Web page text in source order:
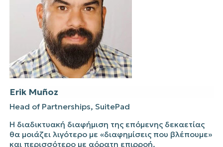
ErikMuñoz
Head of Partnerships, SuitePad
Η διαδικτυακή διαφήμιση της επόμενης δεκαετίας
θα μοιάζει λιγότερο με «διαφημίσεις που βλέπουμε»
και περισσότερο με αόρατη επιρροή.